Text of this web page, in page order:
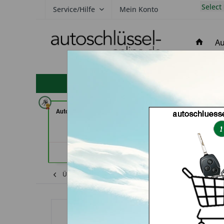
Service/Hilfe Mein Konto Select
hohe Kundenzufriedenheit
Autohaus Patz GmbH (in Rot am
Schlüssel
Übersicht Shop Land Rover